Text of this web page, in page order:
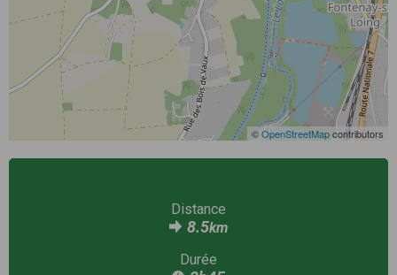
©OpenStreetMapcontributors
Distance
8.5km
Durée